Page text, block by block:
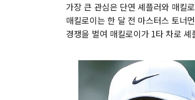
가장 큰 관심은 단연 셰플러와 매킬
매킬로이는 한 달 전 마스터스 토너
경쟁을 벌여 매킬로이가 1타 차로